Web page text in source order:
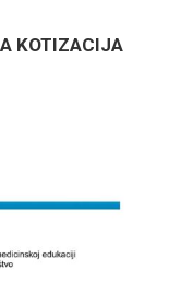
KOTIZACIJA